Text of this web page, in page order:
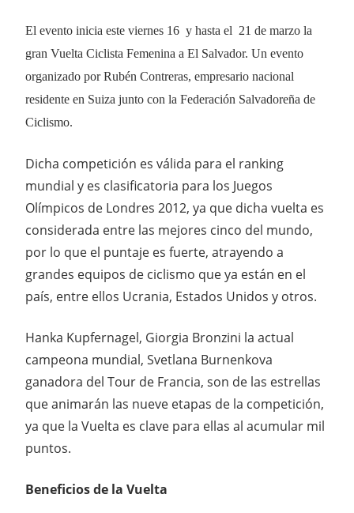
El evento inicia este viernes 16 y hasta el 21 de marzo la
gran Vuelta Ciclista Femenina a El Salvador. Un evento
organizado por Rubén Contreras, empresario nacional
residente en Suiza junto con la Federación Salvadoreña de
Ciclismo.
Dicha competición es válida para el ranking
mundial y es clasificatoria para los Juegos
Olímpicos de Londres 2012, ya que dicha vuelta es
considerada entre las mejores cinco del mundo,
por lo que el puntaje es fuerte, atrayendo a
grandes equipos de ciclismo que ya están en el
país, entre ellos Ucrania, Estados Unidos y otros.
Hanka Kupfernagel, Giorgia Bronzini la actual
campeona mundial, Svetlana Burnenkova
ganadora del Tour de Francia, son de las estrellas
que animarán las nueve etapas de la competición,
ya que la Vuelta es clave para ellas al acumular mil
puntos.
Beneficios de la Vuelta